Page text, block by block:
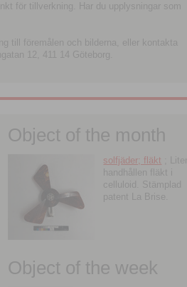
för tillverkning. Har du upplysningar som
till föremålen och bilderna, eller kontakta
12, 411 14 Göteborg.
Object of the month
solfjäder; fläkt ; Liten
handhållen fläkt i
celluloid. Stämplad
patent La Brise.
Object of the week